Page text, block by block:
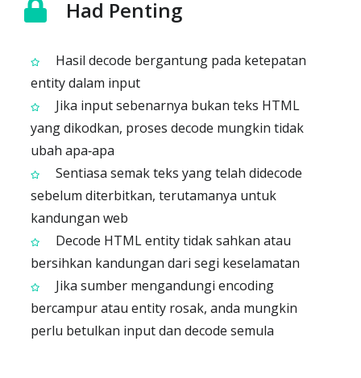
Had Penting
Hasil decode bergantung pada ketepatan
entity dalam input
Jika input sebenarnya bukan teks HTML
yang dikodkan, proses decode mungkin tidak
ubah apa‑apa
Sentiasa semak teks yang telah didecode
sebelum diterbitkan, terutamanya untuk
kandungan web
Decode HTML entity tidak sahkan atau
bersihkan kandungan dari segi keselamatan
Jika sumber mengandungi encoding
bercampur atau entity rosak, anda mungkin
perlu betulkan input dan decode semula